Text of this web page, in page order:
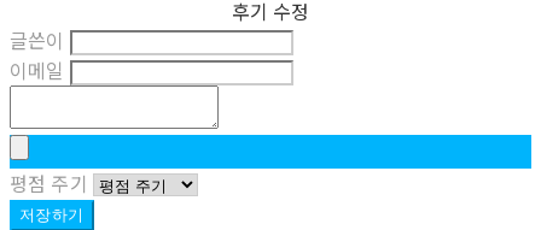
후기 수정
글쓴이
이메일
평점 주기
저장하기